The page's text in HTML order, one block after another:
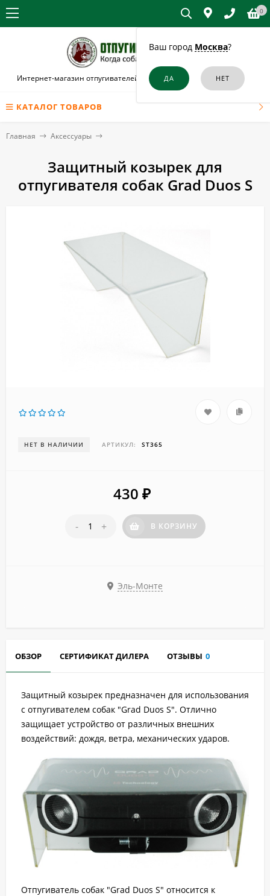
Ваш город Москва?
0
Интернет-магазин отпугивателей собак и кошек в Сосновом Боре
КАТАЛОГ ТОВАРОВ
Главная Аксессуары
Защитный козырек для
отпугивателя собак Grad Duos S
НЕТ В НАЛИЧИИ АРТИКУЛ: ST365
430 ₽
- + В КОРЗИНУ
Эль-Монте
ОБЗОР СЕРТИФИКАТ ДИЛЕРА ОТЗЫВЫ 0
Защитный козырек предназначен для использования
с отпугивателем собак "Grad Duos S". Отлично
защищает устройство от различных внешних
воздействий: дождя, ветра, механических ударов.
Отпугиватель собак "Grad Duos S" относится к